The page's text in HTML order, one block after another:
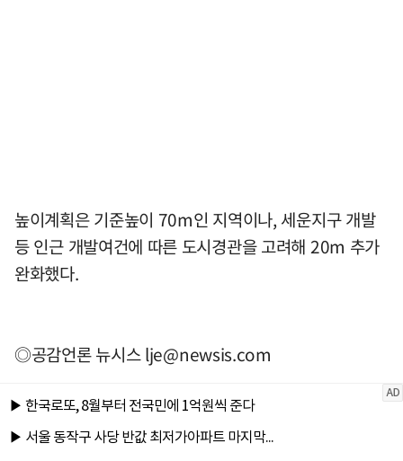
높이계획은 기준높이 70m인 지역이나, 세운지구 개발
등 인근 개발여건에 따른 도시경관을 고려해 20m 추가
완화했다.
◎공감언론 뉴시스lje@newsis.com